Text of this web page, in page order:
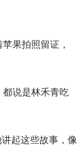
果拍照留证，
说是林禾青吃
起这些故事，像